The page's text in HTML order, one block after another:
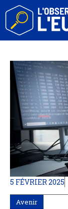
Aller
contenu
5 FÉVRIER 2025
Avenir